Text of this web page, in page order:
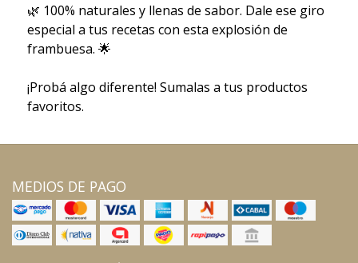
🌿 100% naturales y llenas de sabor. Dale ese giro
especial a tus recetas con esta explosión de
frambuesa. 🌟
¡Probá algo diferente! Sumalas a tus productos
favoritos.
MEDIOS DE PAGO